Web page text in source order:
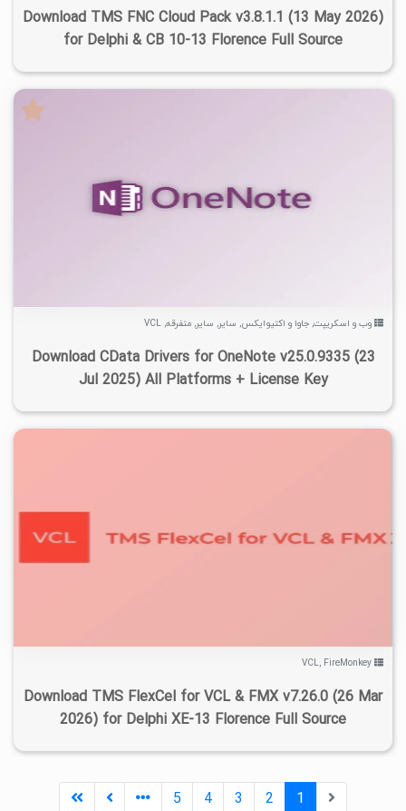
Download TMS FNC Cloud Pack v3.8.1.1 (13 May 2026)
for Delphi & CB 10-13 Florence Full Source
۶/۴K ۱
وب و اسکریپت, جاوا و اکتیوایکس, سایر, سایر, متفرقه,
VCL
Download CData Drivers for OneNote v25.0.9335 (23
Jul 2025) All Platforms + License Key
VCL, FireMonkey
Download TMS FlexCel for VCL & FMX v7.26.0 (26 Mar
2026) for Delphi XE-13 Florence Full Source
1
2
3
4
5